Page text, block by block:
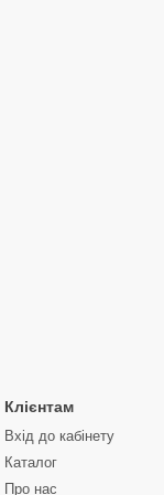
Клієнтам
Вхід до кабінету
Каталог
Про нас